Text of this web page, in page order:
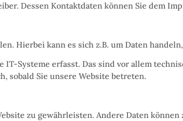
Dessen Kontaktdaten können Sie dem
Hierbei kann es sich z.B. um Daten
Systeme erfasst. Das sind vor allem
sobald Sie unsere Website betreten.
zu gewährleisten. Andere Daten